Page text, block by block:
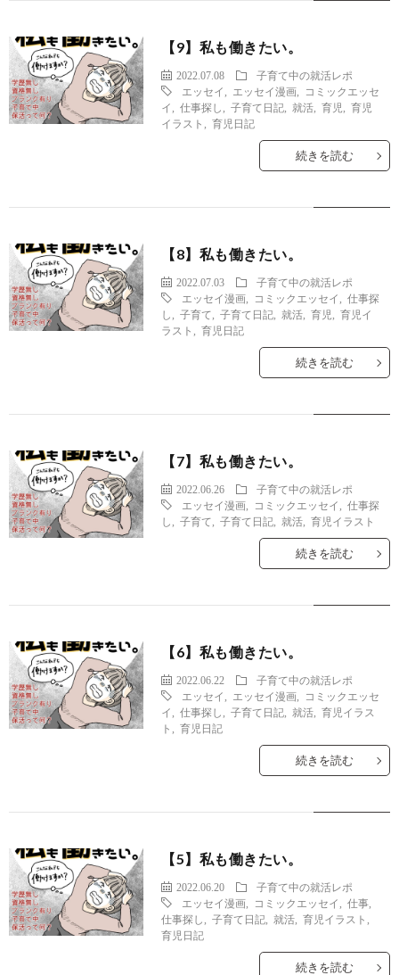
【9】私も働きたい。
2022.07.08
子育て中の就活レポ
エッセイ
エッセイ漫画
コミックエッセ
イ
,仕事探し ,子育て日記 ,就活 ,育児 ,育児
イラスト
,育児日記
続きを読む
【8】私も働きたい。
2022.07.03
子育て中の就活レポ
エッセイ漫画
コミックエッセイ ,仕事探
し
,子育て ,子育て日記 ,就活 ,育児 ,育児イ
ラスト
,育児日記
続きを読む
【7】私も働きたい。
2022.06.26
子育て中の就活レポ
エッセイ漫画
コミックエッセイ ,仕事探
し
,子育て ,子育て日記 ,就活 ,育児イラスト
続きを読む
【6】私も働きたい。
2022.06.22
子育て中の就活レポ
エッセイ
エッセイ漫画
コミックエッセ
イ
,仕事探し ,子育て日記 ,就活 ,育児イラス
ト
,育児日記
続きを読む
【5】私も働きたい。
2022.06.20
子育て中の就活レポ
エッセイ漫画
コミックエッセイ ,仕事
仕事探し
,子育て日記 ,就活 ,育児イラスト
育児日記
続きを読む